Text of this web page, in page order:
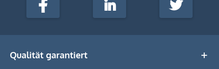
Media
Facebook LinkedIn Twitter
Qualität garantiert